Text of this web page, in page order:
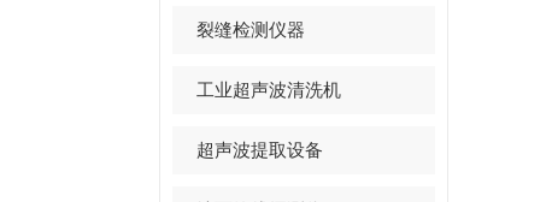
裂缝检测仪器
工业超声波清洗机
超声波提取设备